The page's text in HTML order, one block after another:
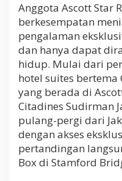
Anggota Ascott Star
berkesempatan
pengalaman
dan hanya dapat
hidup. Mulai dari
hotel suites bertema
yang berada di
Citadines Sudirman
pulang-pergi dari
dengan akses
pertandingan
Box di Stamford